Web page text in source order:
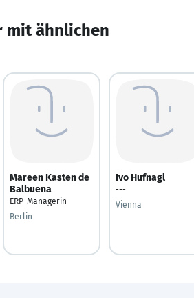
mit ähnlichen
Mareen Kasten de
Balbuena
ERP-Managerin
Berlin
Ivo Hufnagl
---
Vienna